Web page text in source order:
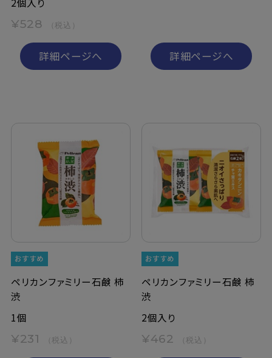
¥528 （税込）
詳細ページへ 詳細ページへ
ペリカンファミリー石鹸 柿
渋
1個
¥231 （税込）
ペリカンファミリー石鹸 柿
渋
2個入り
¥462 （税込）